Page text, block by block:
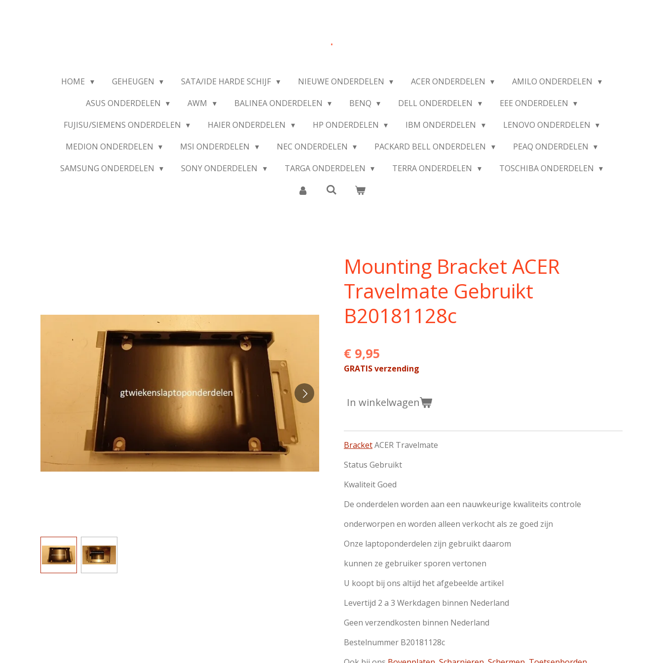
.
HOME GEHEUGEN SATA/IDE HARDE SCHIJF NIEUWE ONDERDELEN ACER ONDERDELEN
AMILO ONDERDELEN
ASUS ONDERDELEN
AWM BALINEA ONDERDELEN BENQ DELL ONDERDELEN
EEE ONDERDELEN
FUJISU/SIEMENS ONDERDELEN
HAIER ONDERDELEN HP ONDERDELEN IBM ONDERDELEN
LENOVO ONDERDELEN
MEDION ONDERDELEN
MSI ONDERDELEN NEC ONDERDELEN PACKARD BELL ONDERDELEN
PEAQ ONDERDELEN
SAMSUNG ONDERDELEN
SONY ONDERDELEN TARGA ONDERDELEN TERRA ONDERDELEN TOSCHIBA ONDERDELEN
Mounting Bracket ACER
Travelmate Gebruikt
B20181128c
€ 9,95
GRATIS verzending
In winkelwagen
BracketACER Travelmate
Status Gebruikt
Kwaliteit Goed
De onderdelen worden aan een nauwkeurige kwaliteits controle
onderworpen en worden alleen verkocht als ze goed zijn
Onze laptoponderdelen zijn gebruikt daarom
kunnen ze gebruiker sporen vertonen
U koopt bij ons altijd het afgebeelde artikel
Levertijd 2 a 3 Werkdagen binnen Nederland
Geen verzendkosten binnen Nederland
Bestelnummer B20181128c